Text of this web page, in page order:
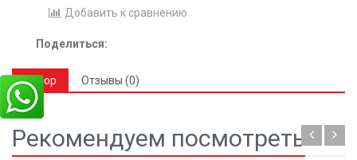
Добавить к сравнению
Поделиться:
Обзор Отзывы (0)
Рекомендуем посмотреть